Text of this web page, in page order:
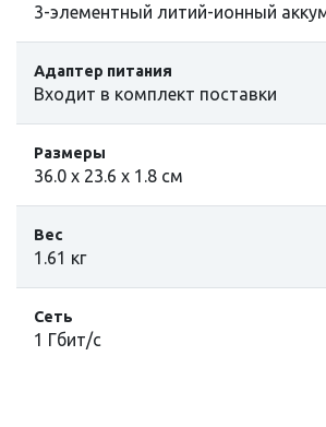
3-элементный литий-ионный
Адаптер питания
Входит в комплект поставки
Размеры
36.0 x 23.6 x 1.8 см
Вес
1.61 кг
Сеть
1 Гбит/с